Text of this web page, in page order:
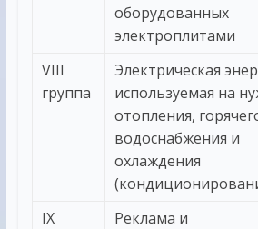
оборудованных
электроплитами
VIII
группа
Электрическая
используемая на
отопления,
водоснабжения и
охлаждения
IX
Реклама и